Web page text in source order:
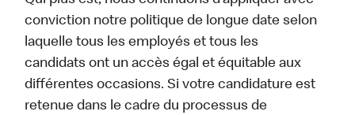
conviction notre politique de longue date selon
laquelle tous les employés et tous les
candidats ont un accès égal et équitable aux
différentes occasions. Si votre candidature est
retenue dans le cadre du processus de